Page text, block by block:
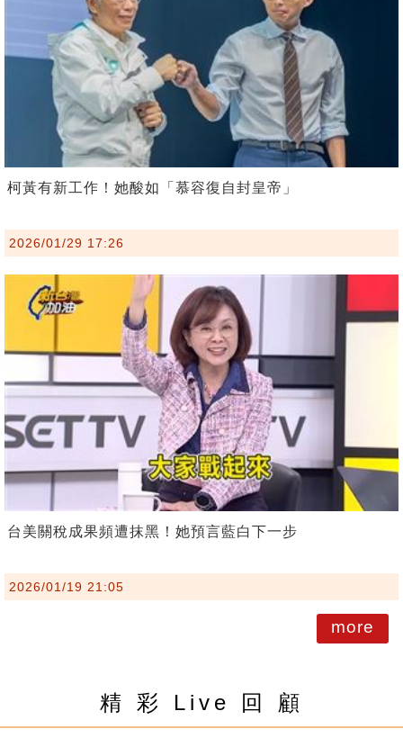
柯黃有新工作！她酸如「慕容復自封皇帝」
2026/01/29 17:26
台美關稅成果頻遭抹黑！她預言藍白下一步
2026/01/19 21:05
more
精 彩 Live 回 顧